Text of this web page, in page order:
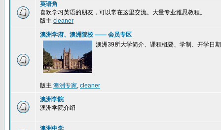
英语角
喜欢学习英语的朋友，可以常在这里交流。大量专业雅思教程。
版主 cleaner
澳洲学府、澳洲院校 —— 会员专区
澳洲39所大学简介、课程概要、学制、开学
版主 澳洲专家, cleaner
澳洲学院
澳洲学院介绍
澳洲中学